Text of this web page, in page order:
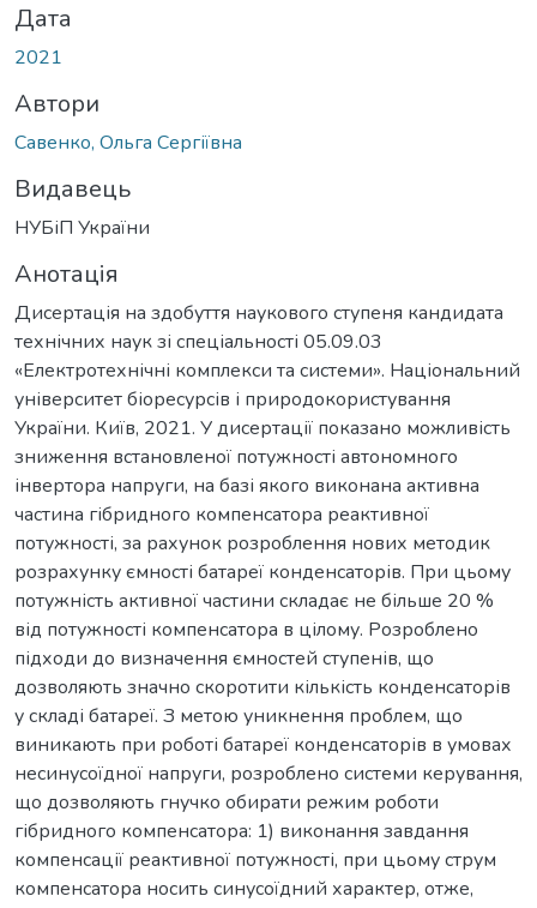
Дата
2021
Автори
Савенко, Ольга Сергіївна
Видавець
НУБіП України
Анотація
Дисертація на здобуття наукового ступеня кандидата
технічних наук зі спеціальності 05.09.03
«Електротехнічні комплекси та системи». Національний
університет біоресурсів і природокористування
України. Київ, 2021. У дисертації показано можливість
зниження встановленої потужності автономного
інвертора напруги, на базі якого виконана активна
частина гібридного компенсатора реактивної
потужності, за рахунок розроблення нових методик
розрахунку ємності батареї конденсаторів. При цьому
потужність активної частини складає не більше 20 %
від потужності компенсатора в цілому. Розроблено
підходи до визначення ємностей ступенів, що
дозволяють значно скоротити кількість конденсаторів
у складі батареї. З метою уникнення проблем, що
виникають при роботі батареї конденсаторів в умовах
несинусоїдної напруги, розроблено системи керування,
що дозволяють гнучко обирати режим роботи
гібридного компенсатора: 1) виконання завдання
компенсації реактивної потужності, при цьому струм
компенсатора носить синусоїдний характер, отже,